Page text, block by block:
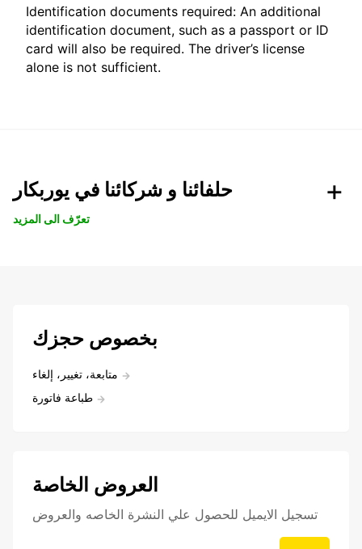
Identification documents required: An additional
identification document, such as a passport or ID
card will also be required. The driver’s license
alone is not sufficient.
حلفائنا و شركائنا في يوربكار
تعرّف الى المزيد
بخصوص حجزك
متابعة، تغيير، إلغاء
طباعة فاتورة
العروض الخاصة
تسجيل الايميل للحصول علي النشرة الخاصه والعروض